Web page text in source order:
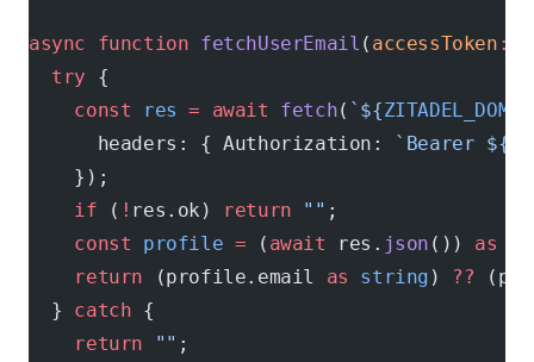
async function fetchUserEmail ( accessToken :
  try
{
    const
res = await fetch( `${
      headers: { Authorization:
`Bearer ${
    });
    if
( ! res.ok) return "" ;
    const
profile = ( await res. json ()) as
    return
(profile.email as string ) ??
  }
catch {
    return
"" ;